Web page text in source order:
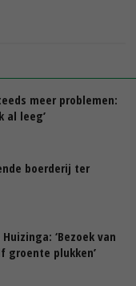
meer problemen:
al leeg’
boerderij ter
‘Bezoek van
groente plukken’